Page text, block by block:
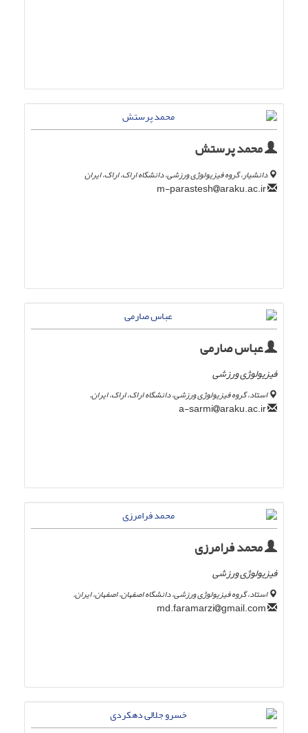
محمد پرستش
دانشیار، گروه فیزیولوژی ورزشی، دانشگاه اراک، اراک، ایران
araku.ac.ir
عباس صارمی
فیزیولوژی ورزشی
استاد، گروه فیزیولوژی ورزشی، دانشگاه اراک، اراک، ایران.
araku.ac.ir
محمد فرامرزی
فیزیولوژی ورزشی
استاد، گروه فیزیولوژی ورزشی، دانشگاه اصفهان، اصفهان، ایران.
gmail.com